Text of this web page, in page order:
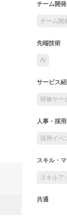
チーム開
チーム開
先端技術
AI
サービス
研修サー
人事・採用
採用イベ
スキル・
スキルア
共通